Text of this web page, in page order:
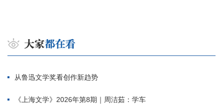
从鲁迅文学奖看创作新趋势
《上海文学》2026年第8期｜周洁茹：学车